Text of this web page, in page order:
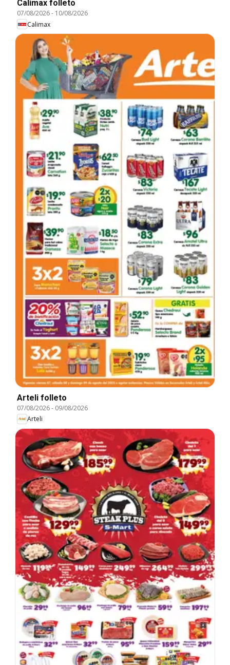
Calimax folleto
07/08/2026- 10/08/2026
Calimax
Arteli folleto
07/08/2026- 09/08/2026
Arteli